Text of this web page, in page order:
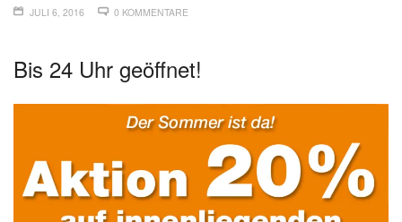
JULI 6, 2016 0 KOMMENTARE
Bis 24 Uhr geöffnet!